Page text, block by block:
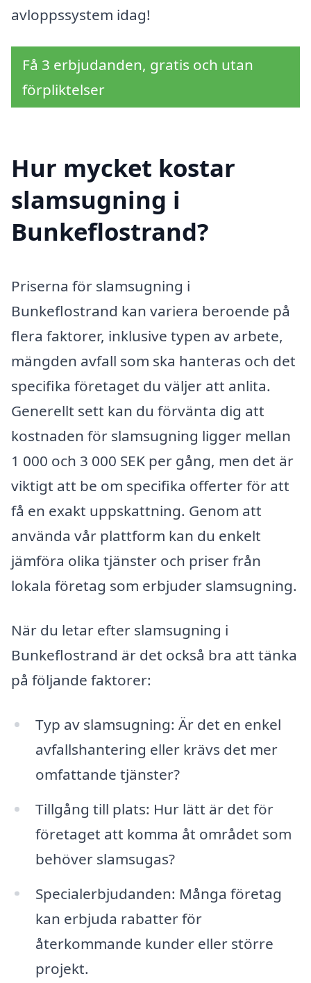
avloppssystem idag!
Få 3 erbjudanden, gratis och utan
förpliktelser
Hur mycket kostar
slamsugning i
Bunkeflostrand?
Priserna för slamsugning i
Bunkeflostrand kan variera beroende på
flera faktorer, inklusive typen av arbete,
mängden avfall som ska hanteras och det
specifika företaget du väljer att anlita.
Generellt sett kan du förvänta dig att
kostnaden för slamsugning ligger mellan
1 000 och 3 000 SEK per gång, men det är
viktigt att be om specifika offerter för att
få en exakt uppskattning. Genom att
använda vår plattform kan du enkelt
jämföra olika tjänster och priser från
lokala företag som erbjuder slamsugning.
När du letar efter slamsugning i
Bunkeflostrand är det också bra att tänka
på följande faktorer:
Typ av slamsugning: Är det en enkel
avfallshantering eller krävs det mer
omfattande tjänster?
Tillgång till plats: Hur lätt är det för
företaget att komma åt området som
behöver slamsugas?
Specialerbjudanden: Många företag
kan erbjuda rabatter för
återkommande kunder eller större
projekt.